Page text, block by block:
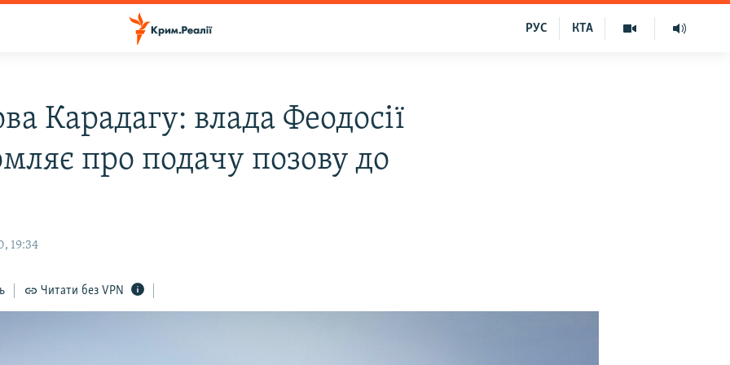
КТА
РУС
Карадагу: влада Феодосії
про подачу позову до
19:34
Читати без VPN